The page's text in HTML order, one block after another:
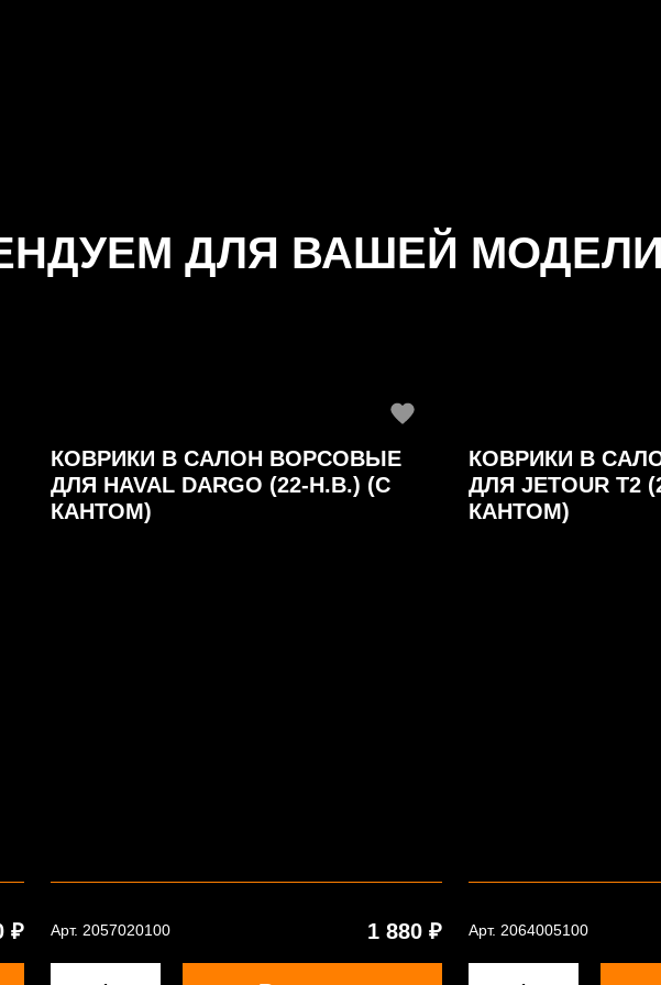
ДЛЯ ВАШЕЙ МОДЕЛИ
₽
КОВРИКИ В САЛОН ВОРСОВЫЕ
ДЛЯ HAVAL DARGO (22-Н.В.) (С
КАНТОМ)
Арт. 2057020100 1 880 ₽
КОВРИКИ В
ДЛЯ JETOUR T2
КАНТОМ)
Арт. 2064005100